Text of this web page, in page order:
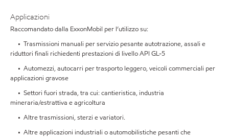
Applicazioni
Raccomandato dalla ExxonMobil per l’utilizzo su:
• Trasmissioni manuali per servizio pesante autotrazione, assali e
riduttori finali richiedenti prestazioni di livello API GL-5
• Automezzi, autocarri per trasporto leggero, veicoli commerciali per
applicazioni gravose
• Settori fuori strada, tra cui: cantieristica, industria
mineraria/estrattiva e agricoltura
• Altre trasmissioni, sterzi e variatori.
• Altre applicazioni industriali o automobilistiche pesanti che